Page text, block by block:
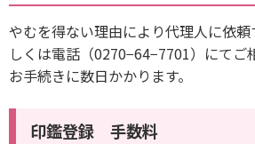
やむを得ない理由により代理人に依
しくは電話（0270−64−7701）にて
お手続きに数日かかります。
印鑑登録 手数料